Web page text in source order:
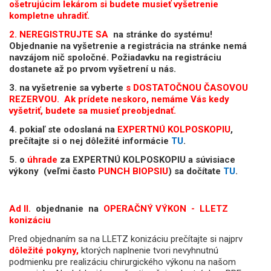
ošetrujúcim lekárom si budete musieť vyšetrenie
kompletne uhradiť.
2. NEREGISTRUJTE SA na stránke do systému!
Objednanie na vyšetrenie a registrácia na stránke nemá
navzájom nič spoločné. Požiadavku na registráciu
dostanete až po prvom vyšetrení u nás.
3. na vyšetrenie sa vyberte s DOSTATOČNOU ČASOVOU
REZERVOU. Ak prídete neskoro, nemáme Vás kedy
vyšetriť, budete sa musieť preobjednať.
4. pokiaľ ste odoslaná na EXPERTNÚ KOLPOSKOPIU,
prečítajte si o nej dôležité informácie TU.
5. o úhrade za EXPERTNÚ KOLPOSKOPIU a súvisiace
výkony (veľmi často PUNCH BIOPSIU) sa dočítate TU.
Ad II. objednanie na OPERAČNÝ VÝKON - LLETZ
konizáciu
Pred objednaním sa na LLETZ konizáciu prečítajte si najprv
dôležité pokyny, ktorých naplnenie tvori nevyhnutnú
podmienku pre realizáciu chirurgického výkonu na našom